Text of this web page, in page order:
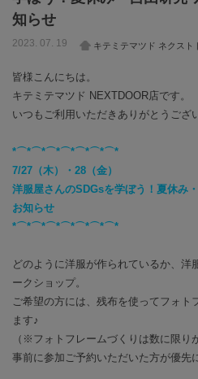
知らせ
2023. 07. 19 キテミテマツド ネクスト
皆様こんにちは。
キテミテマツド NEXTDOOR店です。
いつもご利用いただきありがとうござ
*⌒*⌒*⌒*⌒*⌒*⌒*⌒*
7/27（木）・28（金）
洋服屋さんのSDGsを学ぼう！夏休み
お知らせ
*⌒*⌒*⌒*⌒*⌒*⌒*⌒*
どのように洋服が作られているか、洋
ークショップ。
ご希望の方には、残布を使ってフォト
ます♪
（※ フォトフレームづくりは数に限り
事前に参加ご予約いただいた方が優先